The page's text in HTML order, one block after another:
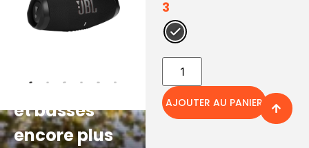
Son puissant
et basses
encore plus
3
AJOUTER AU PANIER